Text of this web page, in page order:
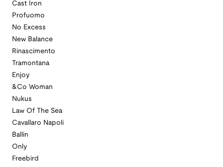
Cast Iron
Profuomo
No Excess
New Balance
Rinascimento
Tramontana
Enjoy
&Co Woman
Nukus
Law Of The Sea
Cavallaro Napoli
Ballin
Only
Freebird